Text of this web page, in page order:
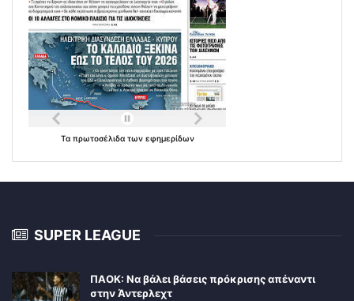
Τα πρωτοσέλιδα των εφημερίδων
SUPER LEAGUE
ΠΑΟΚ: Να βάλει βάσεις πρόκρισης απέναντι
στην Άντερλεχτ